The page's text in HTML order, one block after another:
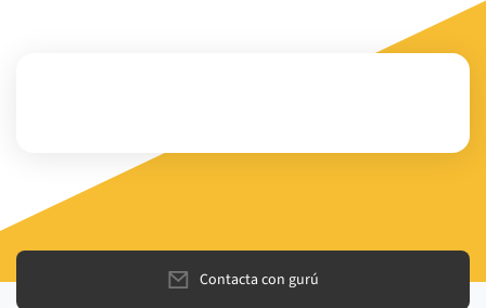
Contacta con gurú